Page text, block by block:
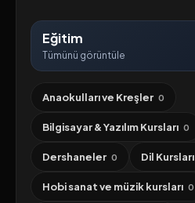
Eğitim
Tümünü görüntüle
Anaokulları ve Kreşler 0
Bilgisayar & Yazılım Kursları 0
Dershaneler 0 Dil Kursları
Hobi sanat ve müzik kursları 0